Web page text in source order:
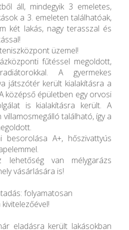
áll, mindegyik 3 emeletes,
a 3. emeleten találhatóak,
két lakás, nagy terasszal és
üzemel!
fűtéssel megoldott,
A gyermekes
játszótér került kialakításra a
középső épületben egy orvosi
is kialakításra került. A
található, így a
besorolása A+, hőszivattyús
lehetőség van mélygarázs
vásárlására is!
folyamatosan
eladásra került lakásokban